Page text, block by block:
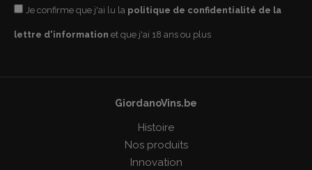
Je confirme que j'ai lu la politique de confidentialité de la
lettre d'information et que j'ai 18 ans ou plus
GiordanoVins.be
Histoire
Nos produits
Innovation